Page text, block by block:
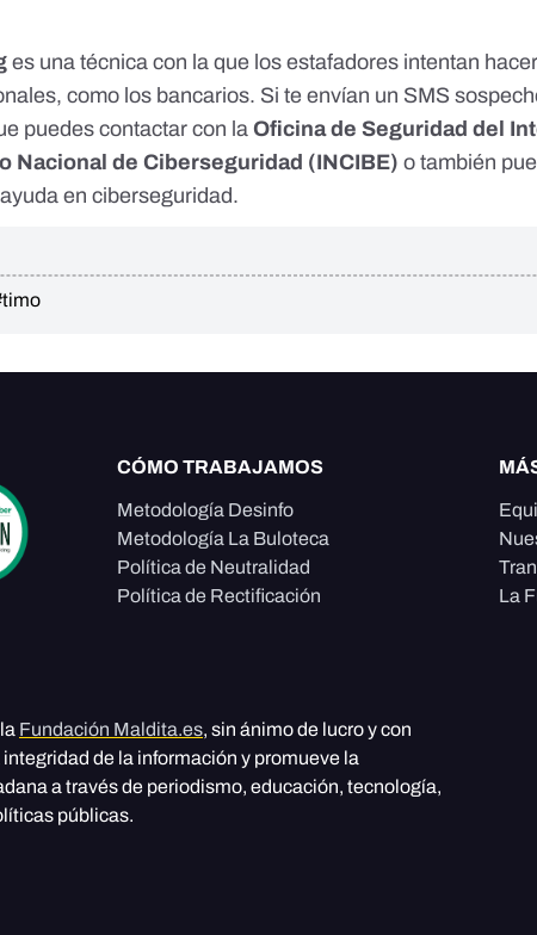
es una técnica con la que los estafadores intentan
como los bancarios. Si te envían un SMS
puedes contactar con laOficina de Seguridad del
Nacional de Ciberseguridad (INCIBE) o también
en ciberseguridad.
CÓMO TRABAJAMOS
Metodología Desinfo
Metodología La Buloteca
Política de Neutralidad
Política de Rectificación
La
Fundación Maldita.es, sin ánimo de lucro y con
de la información y promueve la
a través de periodismo, educación, tecnología,
públicas.